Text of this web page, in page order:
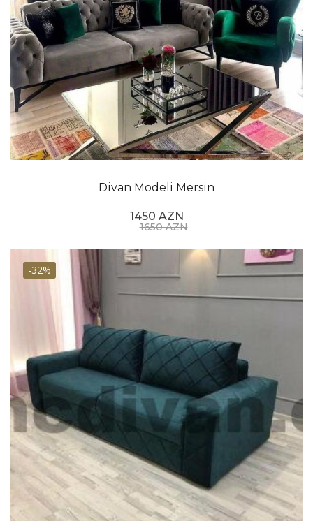
Divan Modeli Mersin
1450 AZN
1650 AZN
-32%